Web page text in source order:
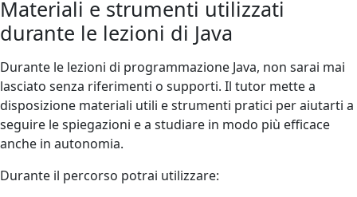
Materiali e strumenti utilizzati
durante le lezioni di Java
Durante le lezioni di programmazione Java, non sarai mai
lasciato senza riferimenti o supporti. Il tutor mette a
disposizione materiali utili e strumenti pratici per aiutarti a
seguire le spiegazioni e a studiare in modo più efficace
anche in autonomia.
Durante il percorso potrai utilizzare: